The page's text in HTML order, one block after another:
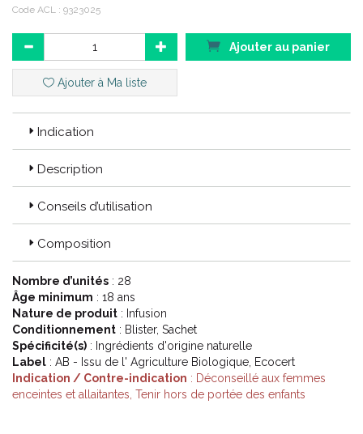
Thés & Infusions bien-être pour toute la famille.
Panda Tea utilise des produits d' origine naturelle pour
promouvoir un mode de vie sain et équilibré.
Code EAN : 3760293230252
Code ACL : 9323025
Ajouter au panier
Ajouter à Ma liste
Indication
Description
Conseils d’utilisation
Composition
Nombre d’unités : 28
Âge minimum : 18 ans
Nature de produit : Infusion
Conditionnement : Blister, Sachet
Spécificité(s) : Ingrédients d'origine naturelle
Label : AB - Issu de l' Agriculture Biologique, Ecocert
Indication / Contre-indication : Déconseillé aux femmes
enceintes et allaitantes, Tenir hors de portée des enfants